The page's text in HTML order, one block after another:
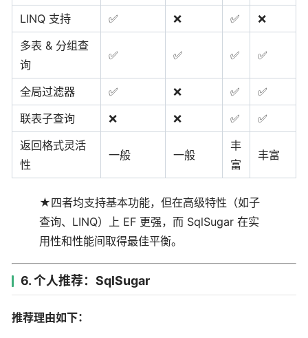
LINQ 支持 ✅ ❌ ✅
❌
多表 & 分组查
询
✅ ✅ ✅ ✅
全局过滤器 ✅ ❌ ✅
✅
联表子查询
❌ ❌ ✅
✅
返回格式灵活
性
一般 一般
丰
富
丰富
★四者均支持基本功能，但在高级特性（如子
查询、LINQ）上 EF 更强，而 SqlSugar 在实
用性和性能间取得最佳平衡。
6. 个人推荐：SqlSugar
推荐理由如下：